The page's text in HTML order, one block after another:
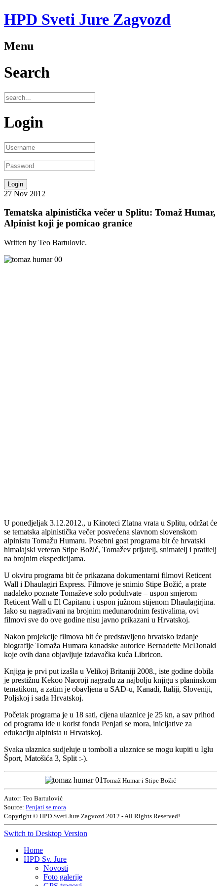
HPD Sveti Jure Zagvozd
Menu
Search
Login
27 Nov 2012
Tematska alpinistička večer u Splitu: Tomaž Humar,
Alpinist koji je pomicao granice
Written by Teo Bartulovic.
U ponedjeljak 3.12.2012., u Kinoteci Zlatna vrata u Splitu, održat će
se tematska alpinistička večer posvećena slavnom slovenskom
alpinistu Tomažu Humaru. Posebni gost programa bit će hrvatski
himalajski veteran Stipe Božić, Tomažev prijatelj, snimatelj i pratitelj
na brojnim ekspedicijama.
U okviru programa bit će prikazana dokumentarni filmovi Reticent
Wall i Dhaulagiri Express. Filmove je snimio Stipe Božić, a prate
nadaleko poznate Tomaževe solo poduhvate – uspon smjerom
Reticent Wall u El Capitanu i uspon južnom stijenom Dhaulagirjina.
Iako su nagrađivani na brojnim međunarodnim festivalima, ovi
filmovi sve do ove godine nisu javno prikazani u Hrvatskoj.
Nakon projekcije filmova bit će predstavljeno hrvatsko izdanje
biografije Tomaža Humara kanadske autorice Bernadette McDonald
koje ovih dana objavljuje izdavačka kuća Libricon.
Knjiga je prvi put izašla u Velikoj Britaniji 2008., iste godine dobila
je prestižnu Kekoo Naoroji nagradu za najbolju knjigu s planinskom
tematikom, a zatim je obavljena u SAD-u, Kanadi, Italiji, Sloveniji,
Poljskoj i sada Hrvatskoj.
Početak programa je u 18 sati, cijena ulaznice je 25 kn, a sav prihod
od programa ide u korist fonda Penjati se mora, inicijative za
edukaciju alpinista u Hrvatskoj.
Svaka ulaznica sudjeluje u tomboli a ulaznice se mogu kupiti u Iglu
Šport, Matošića 3, Split :-).
Tomaž Humar i Stipe Božić
Autor: Teo Bartulović
Source: Penjati se mora
Copyright © HPD Sveti Jure Zagvozd 2012 - All Rights Reserved!
Switch to Desktop Version
Home
HPD Sv. Jure
Novosti
Foto galerije